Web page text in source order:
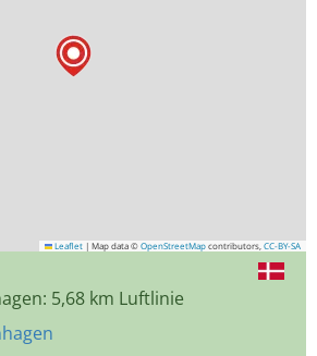
Leaflet | Map data © OpenStreetMap contributors, CC-BY-SA
5,68 km Luftlinie